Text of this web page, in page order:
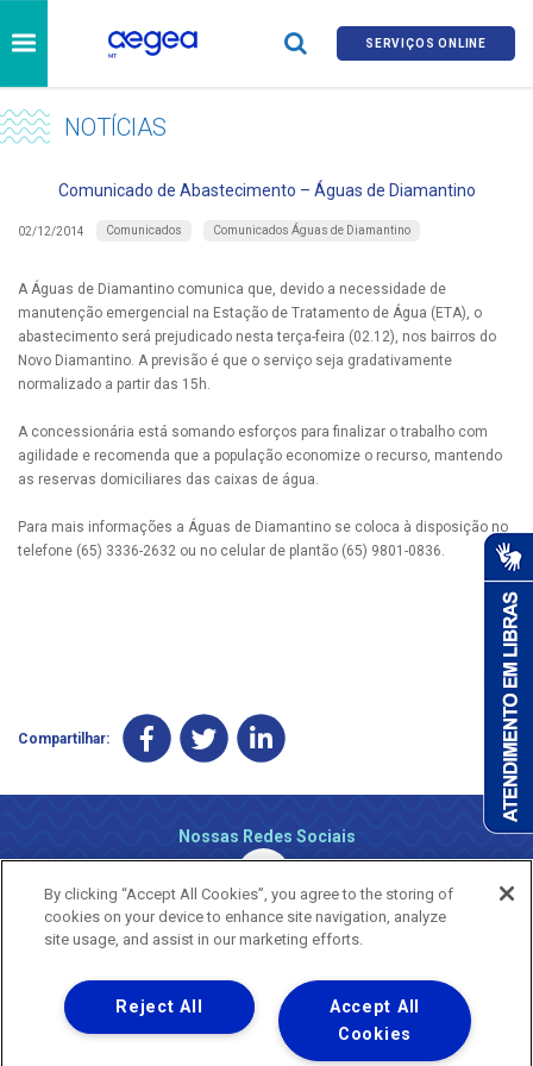
SERVIÇOS ONLINE
NOTÍCIAS
Comunicado de Abastecimento – Águas de Diamantino
02/12/2014 Comunicados Comunicados Águas de Diamantino
A Águas de Diamantino comunica que, devido a necessidade de
manutenção emergencial na Estação de Tratamento de Água (ETA), o
abastecimento será prejudicado nesta terça-feira (02.12), nos bairros do
Novo Diamantino. A previsão é que o serviço seja gradativamente
normalizado a partir das 15h.
A concessionária está somando esforços para finalizar o trabalho com
agilidade e recomenda que a população economize o recurso, mantendo
as reservas domiciliares das caixas de água.
Para mais informações a Águas de Diamantino se coloca à disposição no
telefone (65) 3336-2632 ou no celular de plantão (65) 9801-0836.
Compartilhar:
Nossas Redes Sociais
Uma empresa
Copyright ® 2026 - Todos os Direitos Reservados.
By clicking “Accept All Cookies”, you agree to the storing of
cookies on your device to enhance site navigation, analyze
site usage, and assist in our marketing efforts.
Accept All
Cookies
Reject All